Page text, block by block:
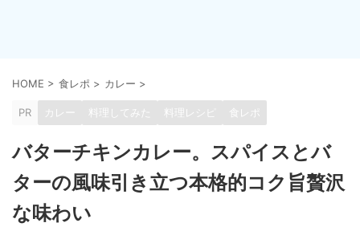
HOME > 食レポ > カレー >
PR カレー 料理してみた 料理レシピ 食レポ
バターチキンカレー。スパイスとバ
ターの風味引き立つ本格的コク旨贅沢
な味わい